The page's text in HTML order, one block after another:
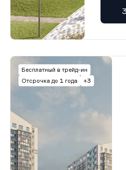
Бесплатный в трейд-ин
Отсрочка до 1 года
+3